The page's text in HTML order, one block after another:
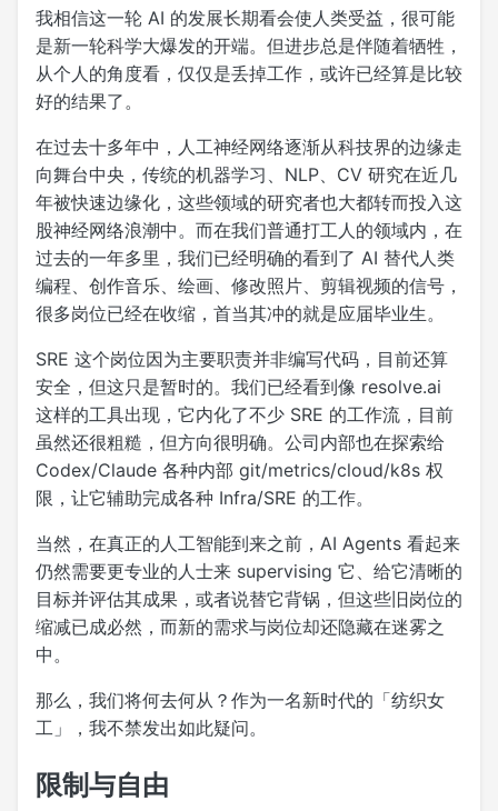
我相信这一轮 AI 的发展长期看会使人类受益，很可能
是新一轮科学大爆发的开端。但进步总是伴随着牺牲，
从个人的角度看，仅仅是丢掉工作，或许已经算是比较
好的结果了。
在过去十多年中，人工神经网络逐渐从科技界的边缘走
向舞台中央，传统的机器学习、NLP、CV 研究在近几
年被快速边缘化，这些领域的研究者也大都转而投入这
股神经网络浪潮中。而在我们普通打工人的领域内，在
过去的一年多里，我们已经明确的看到了 AI 替代人类
编程、创作音乐、绘画、修改照片、剪辑视频的信号，
很多岗位已经在收缩，首当其冲的就是应届毕业生。
SRE 这个岗位因为主要职责并非编写代码，目前还算
安全，但这只是暂时的。我们已经看到像 resolve.ai
这样的工具出现，它内化了不少 SRE 的工作流，目前
虽然还很粗糙，但方向很明确。公司内部也在探索给
Codex/Claude 各种内部 git/metrics/cloud/k8s 权
限，让它辅助完成各种 Infra/SRE 的工作。
当然，在真正的人工智能到来之前，AI Agents 看起来
仍然需要更专业的人士来 supervising 它、给它清晰的
目标并评估其成果，或者说替它背锅，但这些旧岗位的
缩减已成必然，而新的需求与岗位却还隐藏在迷雾之
中。
那么，我们将何去何从？作为一名新时代的「纺织女
工」，我不禁发出如此疑问。
限制与自由